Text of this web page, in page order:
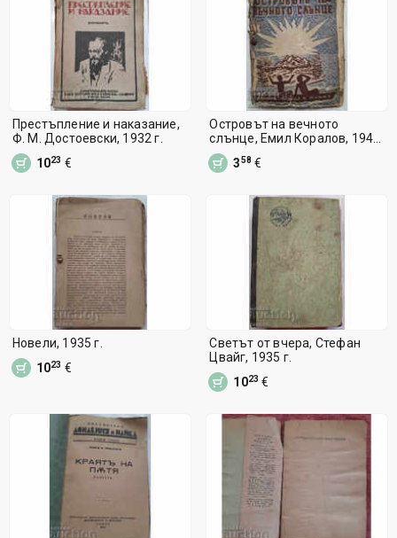
Престъпление и наказание,
Ф. М. Достоевски, 1932 г.
1023 €
Островът на вечното
слънце, Емил Коралов, 1940
г.
358 €
Новели, 1935 г.
1023 €
Светът от вчера, Стефан
Цвайг, 1935 г.
1023 €